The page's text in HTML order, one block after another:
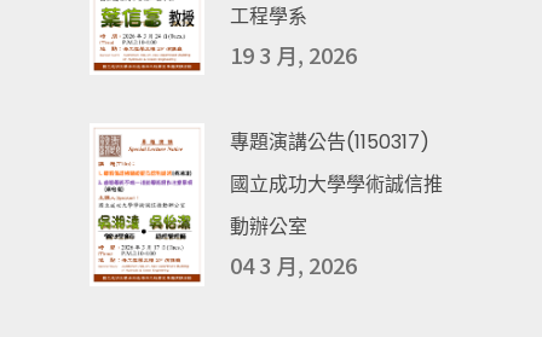
工程學系
19 3 月, 2026
專題演講公告(1150317)
國立成功大學學術誠信推
動辦公室
04 3 月, 2026